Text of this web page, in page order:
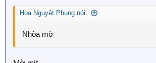
Hoa Nguyệt Phụng nói:
Nhòa mờ